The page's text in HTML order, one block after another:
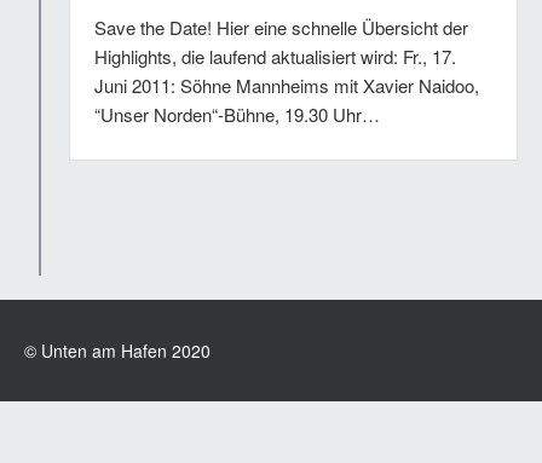
Save the Date! Hier eine schnelle Übersicht der
Highlights, die laufend aktualisiert wird: Fr., 17.
Juni 2011: Söhne Mannheims mit Xavier Naidoo,
“Unser Norden“-Bühne, 19.30 Uhr…
© Unten am Hafen 2020